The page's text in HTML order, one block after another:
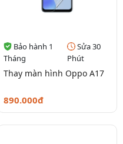
Bảo hành 1
Tháng
Sửa 30
Phút
Thay màn hình Oppo A17
890.000đ